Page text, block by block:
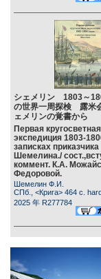
シェメリン 1803～
の世界一周探検 露米
ェメリンの覚書から
Первая кругосветная
экспедиция 1803-
записках приказчика
Шемелина./
коммент. К.А.
Федоровой.
Шемелин Ф.И.
СПб., <Крига> 464 c.
2025 年 R277784